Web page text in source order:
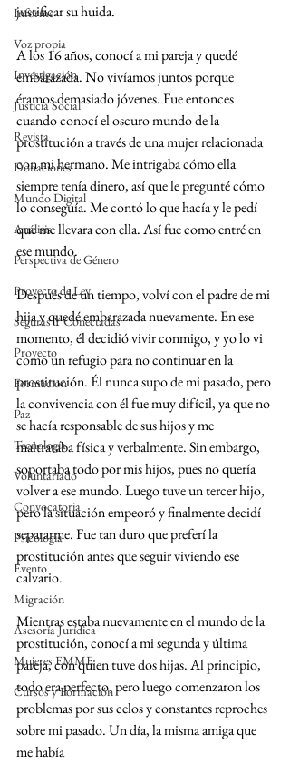
Informe
Voz propia
Investigación
Justicia Social
Revista
Donaciones
Mundo Digital
Análisis
Perspectiva de Género
Proyecto de Ley
Seguras Y Conectadas
Proyecto
Formacion
Paz
Tecnología
Voluntariado
Convocatoria
Psicología
Evento
Migración
Asesoría Jurídica
Mujeres EMME
Cursos y Formación
justificar su huida.
A los 16 años, conocí a mi pareja y quedé
embarazada. No vivíamos juntos porque
éramos demasiado jóvenes. Fue entonces
cuando conocí el oscuro mundo de la
prostitución a través de una mujer relacionada
con mi hermano. Me intrigaba cómo ella
siempre tenía dinero, así que le pregunté cómo
lo conseguía. Me contó lo que hacía y le pedí
que me llevara con ella. Así fue como entré en
ese mundo.
Después de un tiempo, volví con el padre de mi
hija y quedé embarazada nuevamente. En ese
momento, él decidió vivir conmigo, y yo lo vi
como un refugio para no continuar en la
prostitución. Él nunca supo de mi pasado, pero
la convivencia con él fue muy difícil, ya que no
se hacía responsable de sus hijos y me
maltrataba física y verbalmente. Sin embargo,
soportaba todo por mis hijos, pues no quería
volver a ese mundo. Luego tuve un tercer hijo,
pero la situación empeoró y finalmente decidí
separarme. Fue tan duro que preferí la
prostitución antes que seguir viviendo ese
calvario.
Mientras estaba nuevamente en el mundo de la
prostitución, conocí a mi segunda y última
pareja, con quien tuve dos hijas. Al principio,
todo era perfecto, pero luego comenzaron los
problemas por sus celos y constantes reproches
sobre mi pasado. Un día, la misma amiga que
me había